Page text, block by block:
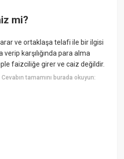
mi?
ve ortaklaşa telafi ile bir ilgisi
karşılığında para alma
faizciliğe girer ve caiz değildir.
Cevabın tamamını burada okuyun: